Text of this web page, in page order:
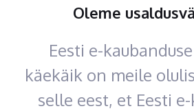
Oleme
Eesti e-
käekäik on meile
selle eest, et Eesti